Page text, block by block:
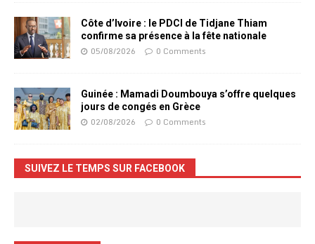
Côte d’Ivoire : le PDCI de Tidjane Thiam
confirme sa présence à la fête nationale
05/08/2026 0 Comments
Guinée : Mamadi Doumbouya s’offre quelques
jours de congés en Grèce
02/08/2026 0 Comments
SUIVEZ LE TEMPS SUR FACEBOOK